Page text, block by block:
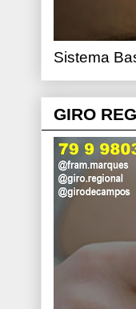
Sistema
GIRO